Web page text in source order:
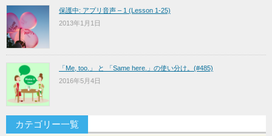
保護中: アプリ音声 – 1 (Lesson 1-25)
2013年1月1日
「Me, too.」 と 「Same here.」の使い分け。(#485)
2016年5月4日
カテゴリー一覧